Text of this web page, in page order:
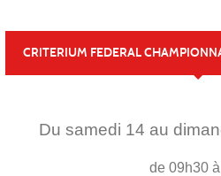
CRITERIUM FEDERAL
Du samedi 14 au
de 09h30